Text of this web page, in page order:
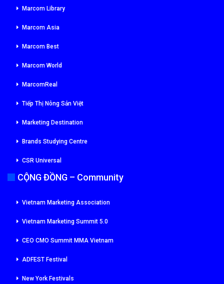
Marcom Library
Marcom Asia
Marcom Best
Marcom World
MarcomReal
Tiếp Thị Nông Sản Việt
Marketing Destination
Brands Studying Centre
CSR Universal
CỘNG ĐỒNG – Community
Vietnam Marketing Association
Vietnam Marketing Summit 5.0
CEO CMO Summit MMA Vietnam
ADFEST Festival
New York Festivals